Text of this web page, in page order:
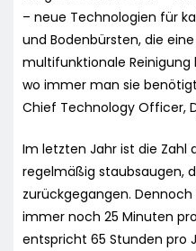
– neue Technologien für
und Bodenbürsten, die
multifunktionale Reinigung
wo immer man sie
Chief Technology Officer,
Im letzten Jahr ist die Zahl
regelmäßig staubsaugen,
zurückgegangen.
immer noch 25 Minuten
entspricht 65 Stunden pro